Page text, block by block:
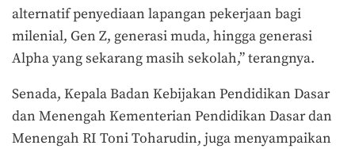
alternatif penyediaan lapangan pekerjaan bagi
milenial, Gen Z, generasi muda, hingga generasi
Alpha yang sekarang masih sekolah,” terangnya.
Senada, Kepala Badan Kebijakan Pendidikan Dasar
dan Menengah Kementerian Pendidikan Dasar dan
Menengah RI Toni Toharudin, juga menyampaikan